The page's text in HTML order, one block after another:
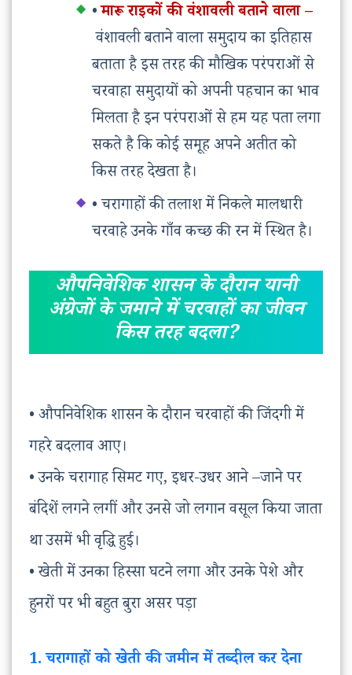
•मारू राइकों की वंशावली बताने वाला –
वंशावली बताने वाला समुदाय का इतिहास
बताता है इस तरह की मौखिक परंपराओं से
चरवाहा समुदायों को अपनी पहचान का भाव
मिलता है इन परंपराओं से हम यह पता लगा
सकते है कि कोई समूह अपने अतीत को
किस तरह देखता है।
• चरागाहों की तलाश में निकले मालधारी
चरवाहे उनके गाँव कच्छ की रन में स्थित है।
औपनिवेशिक शासन के दौरान यानी
अंग्रेजों के जमाने में चरवाहों का जीवन
किस तरह बदला?
• औपनिवेशिक शासन के दौरान चरवाहों की जिंदगी में
गहरे बदलाव आए।
• उनके चरागाह सिमट गए, इधर-उधर आने –जाने पर
बंदिशें लगने लगीं और उनसे जो लगान वसूल किया जाता
था उसमें भी वृद्धि हुई।
• खेती में उनका हिस्सा घटने लगा और उनके पेशे और
हुनरों पर भी बहुत बुरा असर पड़ा
1. चरागाहों को खेती की जमीन में तब्दील कर देना